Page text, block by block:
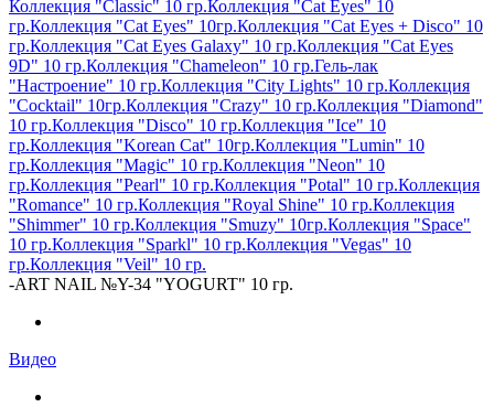
Коллекция "Classic" 10 гр.Коллекция "Cat Eyes" 10
гр.Коллекция "Cat Eyes" 10гр.Коллекция "Cat Eyes + Disco" 10
гр.Коллекция "Cat Eyes Galaxy" 10 гр.Коллекция "Cat Eyes
9D" 10 гр.Коллекция "Chameleon" 10 гр.Гель-лак
"Настроение" 10 гр.Коллекция "City Lights" 10 гр.Коллекция
"Cocktail" 10гр.Коллекция "Crazy" 10 гр.Коллекция "Diamond"
10 гр.Коллекция "Disco" 10 гр.Коллекция "Ice" 10
гр.Коллекция "Korean Cat" 10гр.Коллекция "Lumin" 10
гр.Коллекция "Magic" 10 гр.Коллекция "Neon" 10
гр.Коллекция "Pearl" 10 гр.Коллекция "Potal" 10 гр.Коллекция
"Romance" 10 гр.Коллекция "Royal Shine" 10 гр.Коллекция
"Shimmer" 10 гр.Коллекция "Smuzy" 10гр.Коллекция "Space"
10 гр.Коллекция "Sparkl" 10 гр.Коллекция "Vegas" 10
гр.Коллекция "Veil" 10 гр.
-ART NAIL №Y-34 "YOGURT" 10 гр.
Видео